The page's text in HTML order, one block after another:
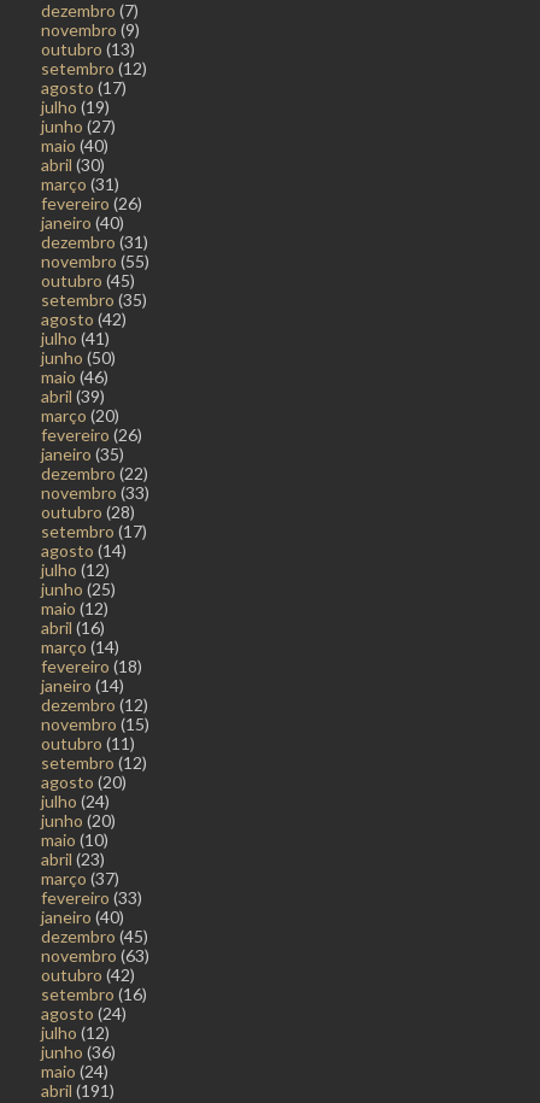
dezembro (7)
novembro (9)
outubro (13)
setembro (12)
agosto (17)
julho (19)
junho (27)
maio (40)
abril (30)
março (31)
fevereiro (26)
janeiro (40)
dezembro (31)
novembro (55)
outubro (45)
setembro (35)
agosto (42)
julho (41)
junho (50)
maio (46)
abril (39)
março (20)
fevereiro (26)
janeiro (35)
dezembro (22)
novembro (33)
outubro (28)
setembro (17)
agosto (14)
julho (12)
junho (25)
maio (12)
abril (16)
março (14)
fevereiro (18)
janeiro (14)
dezembro (12)
novembro (15)
outubro (11)
setembro (12)
agosto (20)
julho (24)
junho (20)
maio (10)
abril (23)
março (37)
fevereiro (33)
janeiro (40)
dezembro (45)
novembro (63)
outubro (42)
setembro (16)
agosto (24)
julho (12)
junho (36)
maio (24)
abril (191)